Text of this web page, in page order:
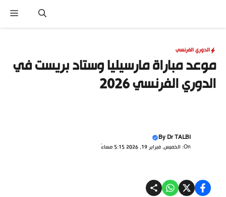
المحتوى
الدوري الفرنسي
موعد مباراة مارسيليا وستاد بريست في
الدوري الفرنسي 2026
ByDr TALBI
On: الخميس, فبراير 19, 2026 5:15 مساءً